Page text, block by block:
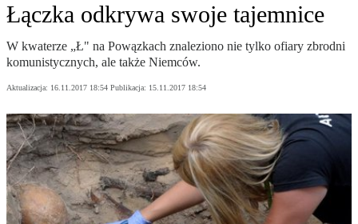
Łączka odkrywa swoje tajemnice
W kwaterze „Ł" na Powązkach znaleziono nie tylko ofiary zbrodni
komunistycznych, ale także Niemców.
Aktualizacja: 16.11.2017 18:54 Publikacja: 15.11.2017 18:54